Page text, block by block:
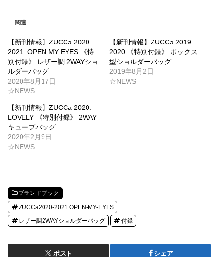
関連
【新刊情報】ZUCCa 2020-
2021: OPEN MY EYES 《特
別付録》 レザー調 2WAYショ
ルダーバッグ
2020年8月17日
☆NEWS
【新刊情報】ZUCCa 2019-
2020 《特別付録》 ボックス
型ショルダーバッグ
2019年8月2日
☆NEWS
【新刊情報】ZUCCa 2020:
LOVELY 《特別付録》 2WAY
キューブバッグ
2020年2月9日
☆NEWS
ブランドブック
ZUCCa2020-2021:OPEN-MY-EYES
レザー調2WAYショルダーバッグ 付録
ポスト シェア